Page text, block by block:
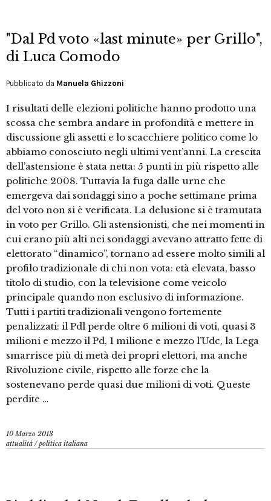
"Dal Pd voto «last minute» per Grillo",
di Luca Comodo
Pubblicato da Manuela Ghizzoni
I risultati delle elezioni politiche hanno prodotto una
scossa che sembra andare in profondità e mettere in
discussione gli assetti e lo scacchiere politico come lo
abbiamo conosciuto negli ultimi vent’anni. La crescita
dell’astensione è stata netta: 5 punti in più rispetto alle
politiche 2008. Tuttavia la fuga dalle urne che
emergeva dai sondaggi sino a poche settimane prima
del voto non si è verificata. La delusione si è tramutata
in voto per Grillo. Gli astensionisti, che nei momenti in
cui erano più alti nei sondaggi avevano attratto fette di
elettorato “dinamico”, tornano ad essere molto simili al
profilo tradizionale di chi non vota: età elevata, basso
titolo di studio, con la televisione come veicolo
principale quando non esclusivo di informazione.
Tutti i partiti tradizionali vengono fortemente
penalizzati: il Pdl perde oltre 6 milioni di voti, quasi 3
milioni e mezzo il Pd, 1 milione e mezzo l’Udc, la Lega
smarrisce più di metà dei propri elettori, ma anche
Rivoluzione civile, rispetto alle forze che la
sostenevano perde quasi due milioni di voti. Queste
perdite …
10 Marzo 2013
attualità /politica italiana